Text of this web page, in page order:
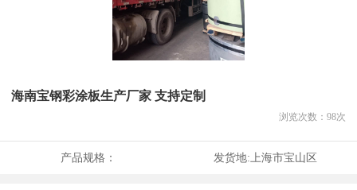
海南宝钢彩涂板生产厂家 支持定制
浏览次数： 98次
产品规格： 发货地:上海市宝山区